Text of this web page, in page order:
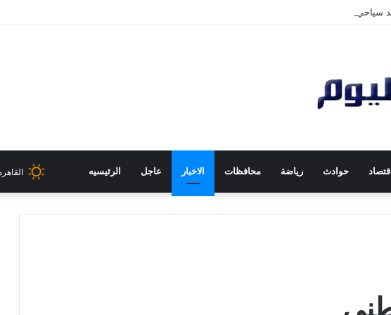
سياحي متعدد الجنسيات يزور منطقة آثار بني حسن
اقتصاد حوادث رياضة محافظات الاخبار عاجل الرئيسيه